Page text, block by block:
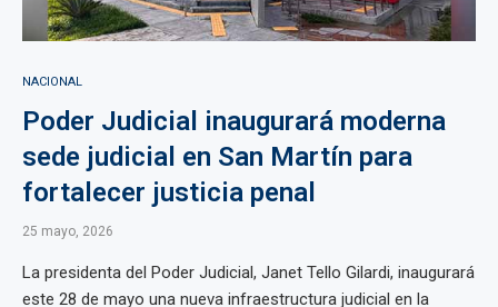
NACIONAL
Poder Judicial inaugurará moderna
sede judicial en San Martín para
fortalecer justicia penal
25 mayo, 2026
La presidenta del Poder Judicial, Janet Tello Gilardi, inaugurará
este 28 de mayo una nueva infraestructura judicial en la